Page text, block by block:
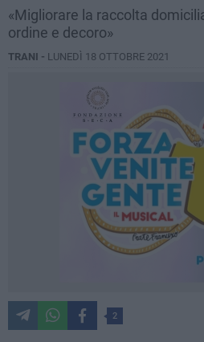
«Migliorare la raccolta
ordine e decoro»
TRANI - LUNEDÌ 18 OTTOBRE 2021
2